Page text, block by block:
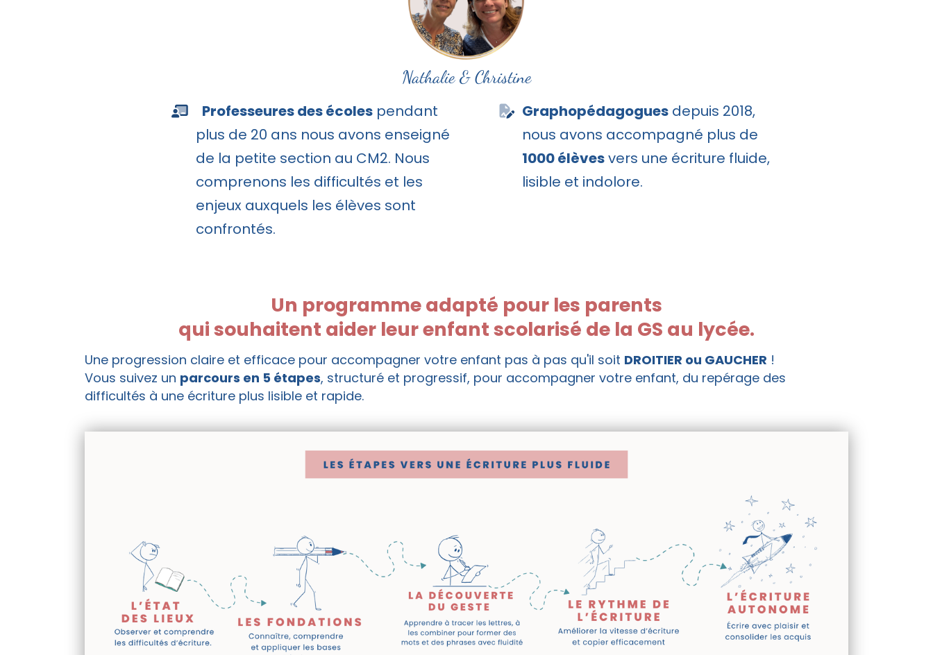
Nathalie & Christine
Professeures des écoles pendant
plus de 20 ans nous avons enseigné
de la petite section au CM2. Nous
comprenons les difficultés et les
enjeux auxquels les élèves sont
confrontés.
Graphopédagoguesdepuis 2018,
nous avons accompagné plus de
1000 élèvesvers une écriture fluide,
lisible et indolore.
Un programme adapté pour les parents
qui souhaitent aider leur enfant scolarisé de la GS au lycée.
Une progression claire et efficace pour accompagner votre enfant pas à pas qu'il soit DROITIER ou GAUCHER !
Vous suivez un parcours en 5 étapes, structuré et progressif, pour accompagner votre enfant, du repérage des
difficultés à une écriture plus lisible et rapide.